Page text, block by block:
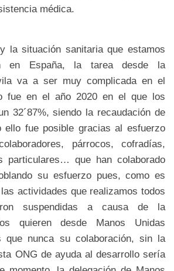
médica.
la situación sanitaria que estamos
en España, la tarea desde la
va a ser muy complicada en el
fue en el año 2020 en el que los
32´87%, siendo la recaudación de
ello fue posible gracias al esfuerzo
párrocos, cofradías,
particulares… que han colaborado
su esfuerzo pues, como es
actividades que realizamos todos
suspendidas a causa de la
quieren desde Manos Unidas
que nunca su colaboración, sin la
ONG de ayuda al desarrollo sería